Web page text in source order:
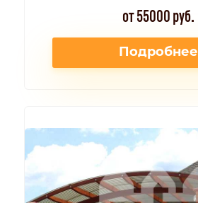
от 55000 руб.
Подробнее